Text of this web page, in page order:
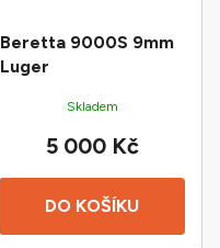
Beretta 9000S 9mm
Luger
Skladem
DO KOŠÍKU
5 000 Kč